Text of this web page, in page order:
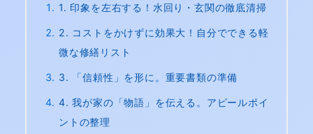
1. 印象を左右する！水回り・玄関の徹底清掃
2. コストをかけずに効果大！自分でできる軽
微な修繕リスト
3. 「信頼性」を形に。重要書類の準備
4. 我が家の「物語」を伝える。アピールポイ
ントの整理